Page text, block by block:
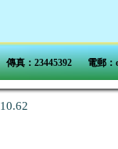
傳真：23445392 電郵：
10.62